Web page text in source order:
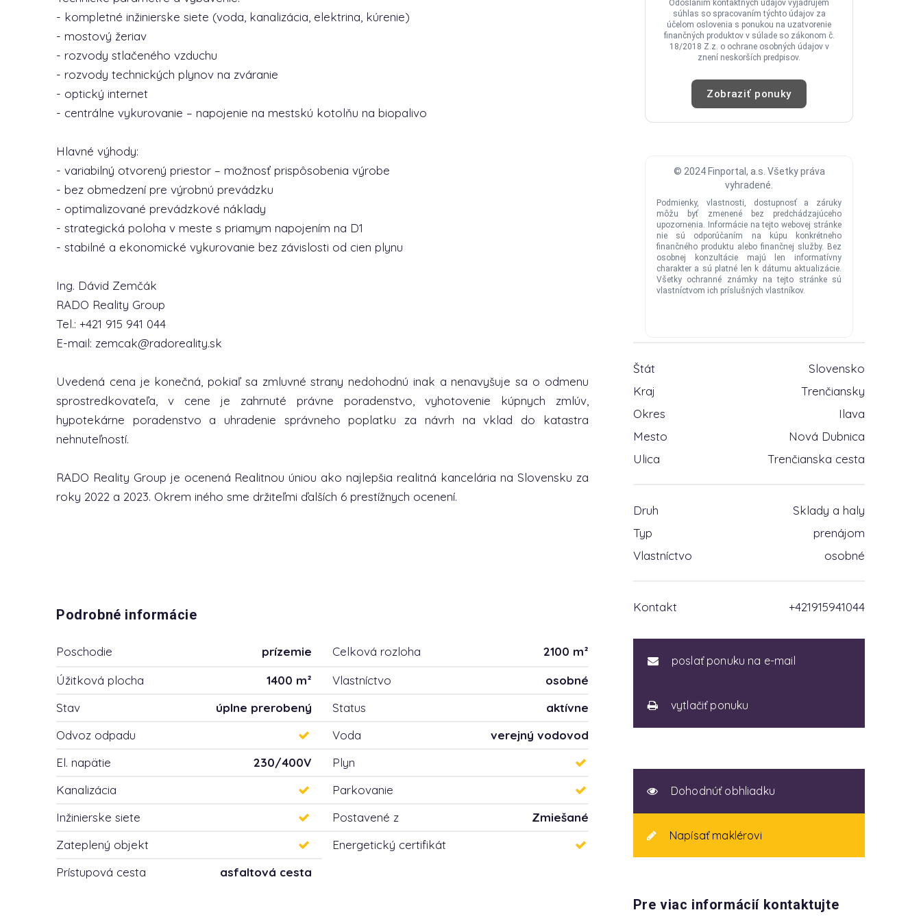
- kompletné inžinierske siete (voda, kanalizácia, elektrina, kúrenie)
- mostový žeriav
- rozvody stlačeného vzduchu
- rozvody technických plynov na zváranie
- optický internet
- centrálne vykurovanie – napojenie na mestskú kotolňu na biopalivo
Hlavné výhody:
- variabilný otvorený priestor – možnosť prispôsobenia výrobe
- bez obmedzení pre výrobnú prevádzku
- optimalizované prevádzkové náklady
- strategická poloha v meste s priamym napojením na D1
- stabilné a ekonomické vykurovanie bez závislosti od cien plynu
Ing. Dávid Zemčák
RADO Reality Group
Tel.: +421 915 941 044
E-mail: zemcak@radoreality.sk
Uvedená cena je konečná, pokiaľ sa zmluvné strany nedohodnú inak a nenavyšuje sa o odmenu
sprostredkovateľa, v cene je zahrnuté právne poradenstvo, vyhotovenie kúpnych zmlúv,
hypotekárne poradenstvo a uhradenie správneho poplatku za návrh na vklad do katastra
nehnuteľností.
RADO Reality Group je ocenená Realitnou úniou ako najlepšia realitná kancelária na Slovensku za
roky 2022 a 2023. Okrem iného sme držiteľmi ďalších 6 prestížnych ocenení.
Podrobné informácie
Poschodie prízemie Celková rozloha
2100 m²
Úžitková plocha
1400 m² Vlastníctvo
osobné
Stav
úplne prerobený Status
aktívne
Odvoz odpadu
Voda
verejný vodovod
El. napätie
230/400V
Plyn
Kanalizácia
Parkovanie
Inžinierske siete
Postavené z
Zmiešané
Zateplený objekt
Energetický certifikát
Prístupová cesta
asfaltová cesta
Štát
Slovensko
Kraj
Trenčiansky
Okres
Ilava
Mesto
Nová Dubnica
Ulica
Trenčianska cesta
Druh
Sklady a haly
Typ
prenájom
Vlastníctvo
osobné
Kontakt +421915941044
poslať ponuku na e-mail
vytlačiť ponuku
Dohodnúť obhliadku
Napísať maklérovi
Pre viac informácií kontaktujte